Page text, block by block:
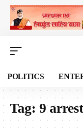
POLITICS
Tag: 9